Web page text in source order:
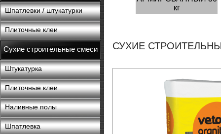
Шпатлевки / штукатурки
Плиточные клеи
Сухие строительные смеси
Штукатурка
Плиточные клеи
Наливные полы
Шпатлевка
кг
СУХИЕ